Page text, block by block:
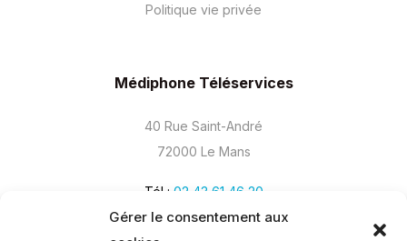
Gérer le consentement aux
Politique vie privée
Médiphone Téléservices
40 Rue Saint-André
72000 Le Mans
Tél : 02 43 61 46 20